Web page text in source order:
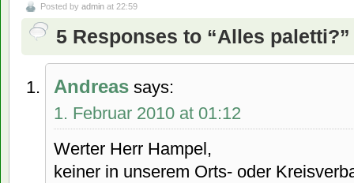
Posted by admin at 22:59
5 Responses to “Alles paletti?”
Andreas says:
1. Februar 2010 at 01:12
Werter Herr Hampel,
keiner in unserem Orts- oder